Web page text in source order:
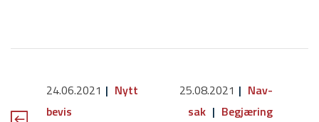
24.06.2021
Nytt
bevis
25.08.2021
Nav-
sak
Begjæring